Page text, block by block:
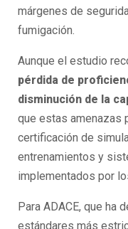
márgenes de
fumigación.
Aunque el estudio
pérdida de
disminución de la
que estas amenazas
certificación de
entrenamientos y
implementados por
Para ADACE, que ha
estándares más